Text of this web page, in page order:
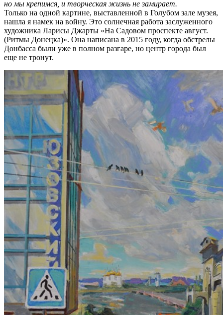
но мы крепимся, и творческая жизнь не замирает.
Только на одной картине, выставленной в Голубом зале музея,
нашла я намек на войну. Это солнечная работа заслуженного
художника Ларисы Джарты «На Садовом проспекте август.
(Ритмы Донецка)». Она написана в 2015 году, когда обстрелы
Донбасса были уже в полном разгаре, но центр города был
еще не тронут.